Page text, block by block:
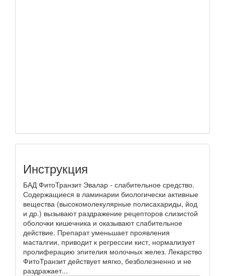
Инструкция
БАД ФитоТранзит Эвалар - слабительное средство.
Содержащиеся в ламинарии биологически активные
вещества (высокомолекулярные полисахариды, йод
и др.) вызывают раздражение рецепторов слизистой
оболочки кишечника и оказывают слабительное
действие. Препарат уменьшает проявления
масталгии, приводит к регрессии кист, нормализует
пролиферацию эпителия молочных желез. Лекарство
ФитоТранзит действует мягко, безболезненно и не
раздражает...